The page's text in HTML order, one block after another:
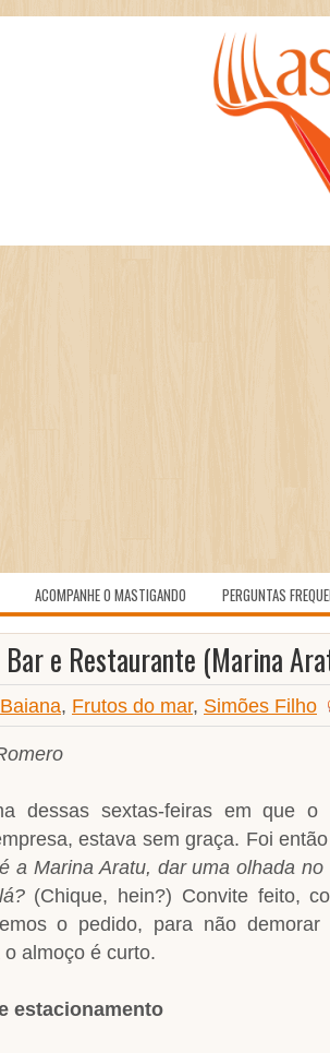
ACOMPANHE O MASTIGANDO PERGUNTAS
e Restaurante (Marina
Baiana, Frutos do mar, Simões Filho
dessas sextas-feiras em que
estava sem graça. Foi
a Marina Aratu, dar uma olhada
(Chique, hein?) Convite feito,
o pedido, para não
almoço é curto.
estacionamento